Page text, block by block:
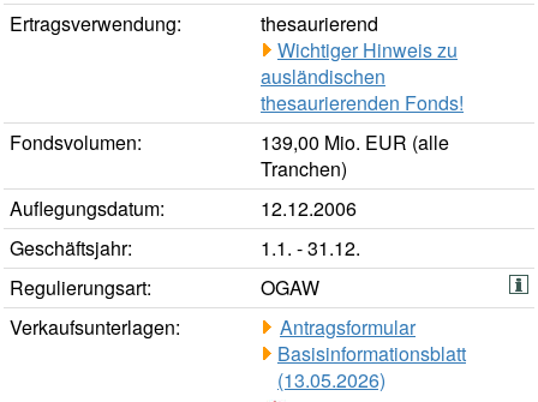
Ertragsverwendung:
thesaurierend
Wichtiger Hinweis zu
ausländischen
thesaurierenden Fonds!
Fondsvolumen:
139,00 Mio. EUR (alle
Tranchen)
Auflegungsdatum:
12.12.2006
Geschäftsjahr:
1.1. - 31.12.
Regulierungsart:
OGAW
Verkaufsunterlagen:
Antragsformular
Basisinformationsblatt
(13.05.2026)